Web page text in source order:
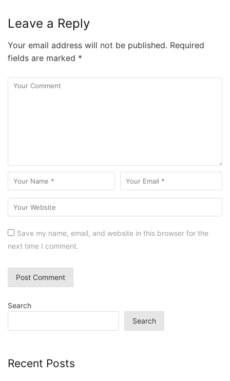
Leave a Reply
Your email address will not be published. Required
fields are marked *
Save my name, email, and website in this browser for the
next time I comment.
Search
Search
Recent Posts